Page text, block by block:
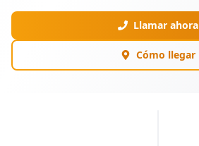
Llamar ahora
Cómo llegar